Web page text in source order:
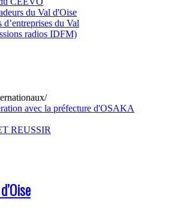
du Val d'Oise
d’entreprises du Val
radios IDFM)
/
avec la préfecture d'OSAKA
REUSSIR